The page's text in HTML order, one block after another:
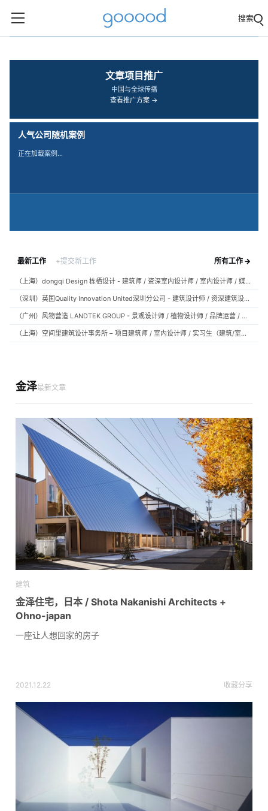
搜索
文章项目推广
中国与全球传播
查看推广方案 →
人气公司随机案例
正在加载案例…
最新工作 +提交新工作 所有工作 →
（上海）dongqi Design 栋栖设计 - 建筑师 / 资深室内设计师 / 室内设计师 / 媒体及公共关系主管 / 设计实习生（常年招聘）
（深圳）英国Quality Innovation United深圳分公司 - 建筑设计师 / 资深建筑设计师 / 室内设计师 / 设计实习生
（广州）风物营造 LANDTEK GROUP - 景观设计师 / 植物设计师 / 品牌运营 / 实习生
（上海）空间里建筑设计事务所 – 项目建筑师 / 室内设计师 / 实习生（建筑/室内）
金泽最新文章
建筑
金泽住宅，日本 / Shota Nakanishi Architects +
Ohno-japan
一座让人想回家的房子
2021.12.22 收藏分享